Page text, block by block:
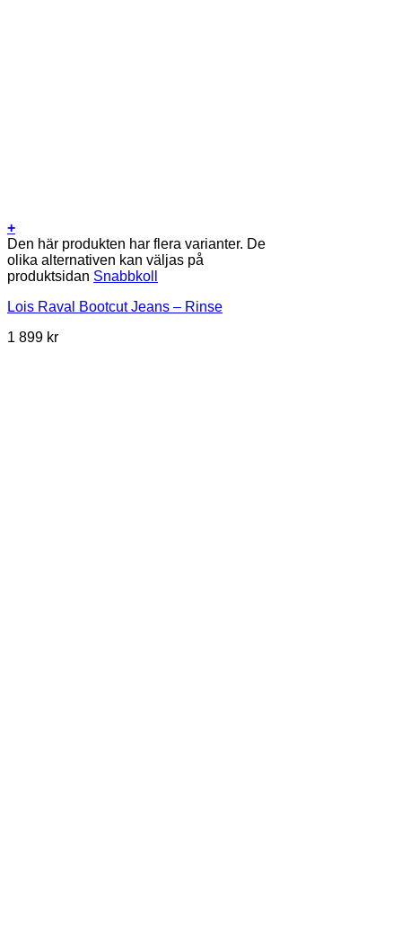
+
Den här produkten har flera varianter. De
olika alternativen kan väljas på
produktsidan Snabbkoll
Lois Raval Bootcut Jeans – Rinse
1 899 kr